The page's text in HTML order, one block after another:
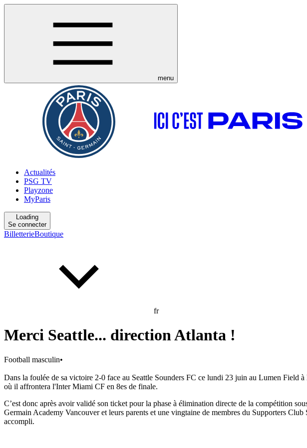
menu
Actualités
PSG TV
Playzone
MyParis
Loading
Se connecter
BilletterieBoutique
fr
Merci Seattle... direction Atlanta !
Football masculin•
Dans la foulée de sa victoire 2-0 face au Seattle Sounders FC ce lundi 23 juin au Lumen Field
où il affrontera l'Inter Miami CF en 8es de finale.
C’est donc après avoir validé son ticket pour la phase à élimination directe de la compétition
Germain Academy Vancouver et leurs parents et une vingtaine de membres du Supporters
accompli.